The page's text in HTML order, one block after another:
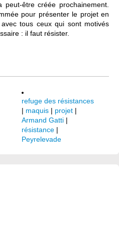
peut-être créée prochainement.
pour présenter le projet en
tous ceux qui sont motivés
: il faut résister.
refuge des résistances
| maquis | projet |
Armand Gatti |
résistance |
Peyrelevade